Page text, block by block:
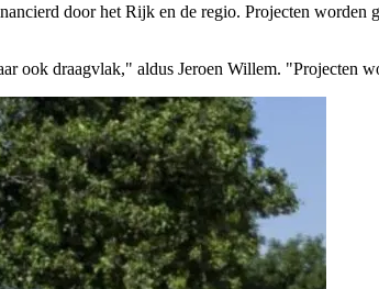
door het Rijk en de regio. Projecten
ook draagvlak," aldus Jeroen Willem. "Projecten